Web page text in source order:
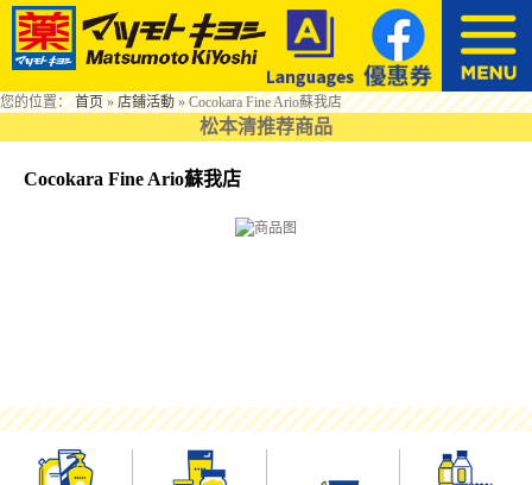
您的位置：首页»店鋪活動»Cocokara Fine Ario蘇我店
松本清推荐商品
Cocokara Fine Ario蘇我店